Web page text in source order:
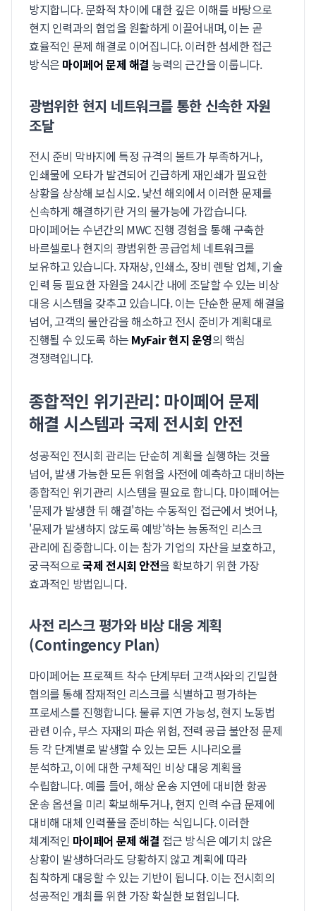
방지합니다. 문화적 차이에 대한 깊은 이해를 바탕으로
현지 인력과의 협업을 원활하게 이끌어내며, 이는 곧
효율적인 문제 해결로 이어집니다. 이러한 섬세한 접근
방식은 마이페어 문제 해결 능력의 근간을 이룹니다.
광범위한 현지 네트워크를 통한 신속한 자원
조달
전시 준비 막바지에 특정 규격의 볼트가 부족하거나,
인쇄물에 오타가 발견되어 긴급하게 재인쇄가 필요한
상황을 상상해 보십시오. 낯선 해외에서 이러한 문제를
신속하게 해결하기란 거의 불가능에 가깝습니다.
마이페어는 수년간의 MWC 진행 경험을 통해 구축한
바르셀로나 현지의 광범위한 공급업체 네트워크를
보유하고 있습니다. 자재상, 인쇄소, 장비 렌탈 업체, 기술
인력 등 필요한 자원을 24시간 내에 조달할 수 있는 비상
대응 시스템을 갖추고 있습니다. 이는 단순한 문제 해결을
넘어, 고객의 불안감을 해소하고 전시 준비가 계획대로
진행될 수 있도록 하는 MyFair 현지 운영의 핵심
경쟁력입니다.
종합적인 위기관리: 마이페어 문제
해결 시스템과 국제 전시회 안전
성공적인 전시회 관리는 단순히 계획을 실행하는 것을
넘어, 발생 가능한 모든 위험을 사전에 예측하고 대비하는
종합적인 위기관리 시스템을 필요로 합니다. 마이페어는
'문제가 발생한 뒤 해결'하는 수동적인 접근에서 벗어나,
'문제가 발생하지 않도록 예방'하는 능동적인 리스크
관리에 집중합니다. 이는 참가 기업의 자산을 보호하고,
궁극적으로국제 전시회 안전을 확보하기 위한 가장
효과적인 방법입니다.
사전 리스크 평가와 비상 대응 계획
(Contingency Plan)
마이페어는 프로젝트 착수 단계부터 고객사와의 긴밀한
협의를 통해 잠재적인 리스크를 식별하고 평가하는
프로세스를 진행합니다. 물류 지연 가능성, 현지 노동법
관련 이슈, 부스 자재의 파손 위험, 전력 공급 불안정 문제
등 각 단계별로 발생할 수 있는 모든 시나리오를
분석하고, 이에 대한 구체적인 비상 대응 계획을
수립합니다. 예를 들어, 해상 운송 지연에 대비한 항공
운송 옵션을 미리 확보해두거나, 현지 인력 수급 문제에
대비해 대체 인력풀을 준비하는 식입니다. 이러한
체계적인 마이페어 문제 해결 접근 방식은 예기치 않은
상황이 발생하더라도 당황하지 않고 계획에 따라
침착하게 대응할 수 있는 기반이 됩니다. 이는 전시회의
성공적인 개최를 위한 가장 확실한 보험입니다.